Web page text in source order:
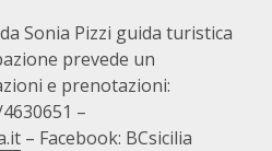
Sonia Pizzi guida turistica
prevede un
e prenotazioni:
–
– Facebook: BCsicilia